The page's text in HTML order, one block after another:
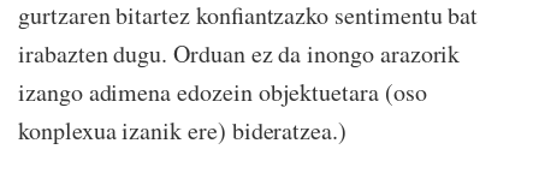
gurtzaren bitartez konfiantzazko sentimentu bat
irabazten dugu. Orduan ez da inongo arazorik
izango adimena edozein objektuetara (oso
konplexua izanik ere) bideratzea.)